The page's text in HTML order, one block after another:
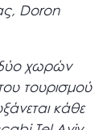
Doron
δύο χωρών
τουρισμού
κάθε